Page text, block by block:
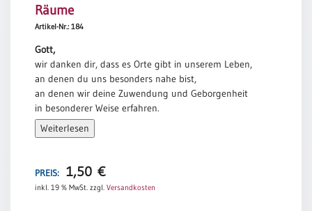
Räume
Artikel-Nr.: 184
Gott,
wir danken dir, dass es Orte gibt in unserem Leben,
an denen du uns besonders nahe bist,
an denen wir deine Zuwendung und Geborgenheit
in besonderer Weise erfahren.
Wir danken dir, dass um dein Wort herum
Räume gebaut sind, in denen Menschen aufatmen
Gib, dass wir Menschen werden,
die anderen Raum lassen zum Leben,
dass wir uns nicht breit machen und andere erdrücken,
Weiterlesen
PREIS: 1,50 €
inkl. 19 % MwSt. zzgl. Versandkosten